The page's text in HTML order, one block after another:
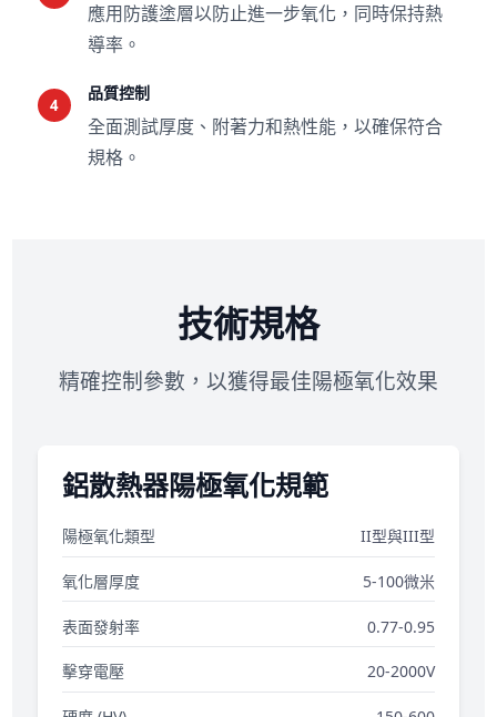
應用防護塗層以防止進一步氧化，同時保持熱
導率。
4
品質控制
全面測試厚度、附著力和熱性能，以確保符合
規格。
技術規格
精確控制參數，以獲得最佳陽極氧化效果
鋁散熱器陽極氧化規範
陽極氧化類型 II型與III型
氧化層厚度 5-100微米
表面發射率 0.77-0.95
擊穿電壓 20-2000V